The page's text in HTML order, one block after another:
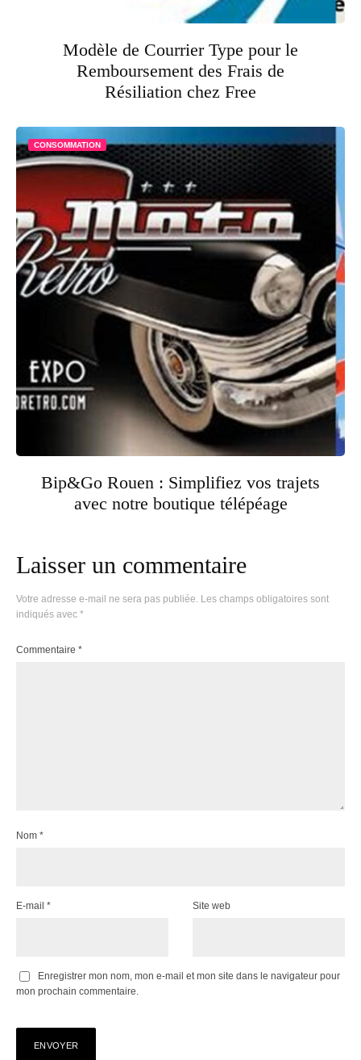
Modèle de Courrier Type pour le
Remboursement des Frais de
Résiliation chez Free
CONSOMMATION
Bip&Go Rouen : Simplifiez vos trajets
avec notre boutique télépéage
Laisser un commentaire
Votre adresse e-mail ne sera pas publiée. Les champs obligatoires sont
indiqués avec *
Commentaire *
Nom *
E-mail * Site web
Enregistrer mon nom, mon e-mail et mon site dans le navigateur pour
mon prochain commentaire.